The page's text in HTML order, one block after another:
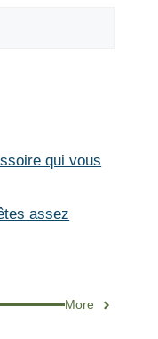
qui vous
assez
More